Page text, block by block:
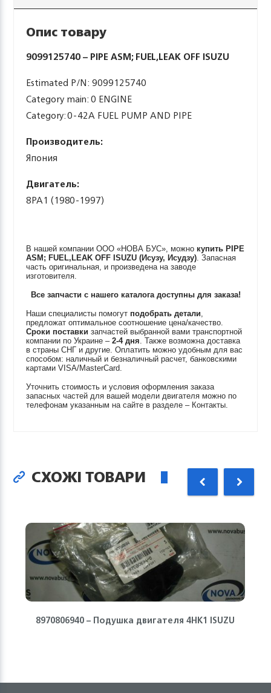
Опис товару
9099125740 – PIPE ASM; FUEL,LEAK OFF ISUZU
Estimated P/N: 9099125740
Category main: 0 ENGINE
Category: 0-42A FUEL PUMP AND PIPE
Производитель:
Япония
Двигатель:
8PA1 (1980-1997)
В нашей компании ООО «НОВА БУС», можно купить PIPE
ASM; FUEL,LEAK OFF ISUZU (Исузу, Исудзу). Запасная
часть оригинальная, и произведена на заводе
изготовителя.
Все запчасти с нашего каталога доступны для заказа!
Наши специалисты помогут подобрать детали,
предложат оптимальное соотношение цена/качество.
Сроки поставки запчастей выбранной вами транспортной
компании по Украине –2-4 дня. Также возможна доставка
в страны СНГ и другие. Оплатить можно удобным для вас
способом: наличный и безналичный расчет, банковскими
картами VISA/MasterCard.
Уточнить стоимость и условия оформления заказа
запасных частей для вашей модели двигателя можно по
телефонам указанным на сайте в разделе – Контакты.
СХОЖІ ТОВАРИ
8970806940 – Подушка двигателя 4HK1 ISUZU